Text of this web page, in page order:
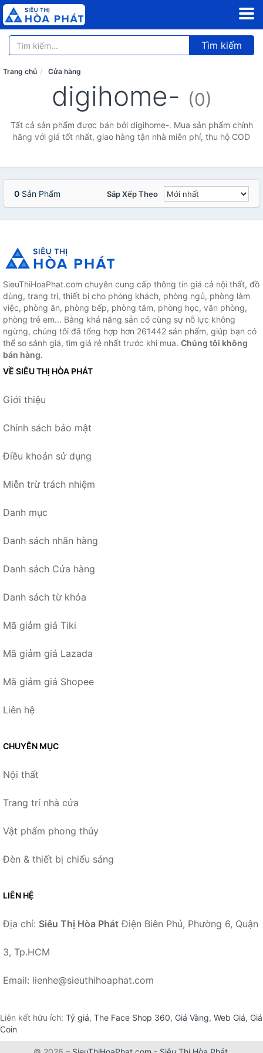
Tìm kiếm
Trang chủ Cửa hàng
digihome- (0)
Tất cả sản phẩm được bán bởi digihome-. Mua sản phẩm chính
hãng với giá tốt nhất, giao hàng tận nhà miễn phí, thu hộ COD
0 Sản Phẩm Sắp Xếp Theo
SieuThiHoaPhat.com chuyên cung cấp thông tin giá cả nội thất, đồ
dùng, trang trí, thiết bị cho phòng khách, phòng ngủ, phòng làm
việc, phòng ăn, phòng bếp, phòng tắm, phòng học, văn phòng,
phòng trẻ em... Bằng khả năng sẵn có cùng sự nỗ lực không
ngừng, chúng tôi đã tổng hợp hơn 261442 sản phẩm, giúp bạn có
thể so sánh giá, tìm giá rẻ nhất trước khi mua. Chúng tôi không
bán hàng.
VỀ SIÊU THỊ HÒA PHÁT
Giới thiệu
Chính sách bảo mật
Điều khoản sử dụng
Miễn trừ trách nhiệm
Danh mục
Danh sách nhãn hàng
Danh sách Cửa hàng
Danh sách từ khóa
Mã giảm giá Tiki
Mã giảm giá Lazada
Mã giảm giá Shopee
Liên hệ
CHUYÊN MỤC
Nội thất
Trang trí nhà cửa
Vật phẩm phong thủy
Đèn & thiết bị chiếu sáng
LIÊN HỆ
Địa chỉ: Siêu Thị Hòa Phát Điện Biên Phủ, Phường 6, Quận
3, Tp.HCM
Email: lienhe@sieuthihoaphat.com
Liên kết hữu ích: Tỷ giá, The Face Shop 360, Giá Vàng, Web Giá, Giá
Coin